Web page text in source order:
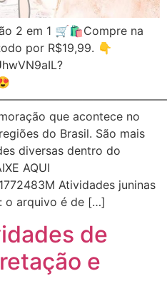
2 em 1 🛒🛍️Compre na
por R$19,99. 👇
que acontece no
do Brasil. São mais
diversas dentro do
AQUI
Atividades juninas
o arquivo é de […]
de
e